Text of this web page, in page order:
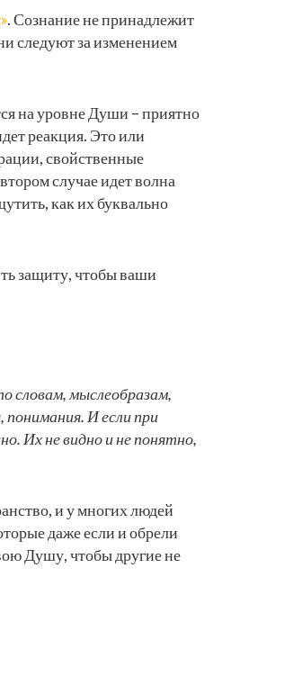
. Сознание не принадлежит
следуют за изменением
на уровне Души – приятно
реакция. Это или
свойственные
случае идет волна
как их буквально
защиту, чтобы ваши
словам, мыслеобразам,
понимания. И если при
Их не видно и не понятно,
и у многих людей
даже если и обрели
Душу, чтобы другие не